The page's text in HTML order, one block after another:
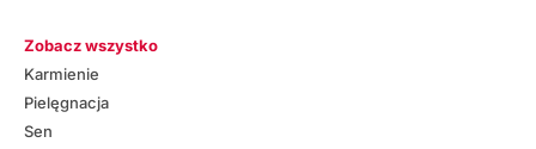
Zobacz wszystko
Karmienie
Pielęgnacja
Sen